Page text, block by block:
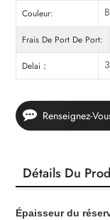
Couleur:
Frais De Port De Port:
Delai：
Renseignez-
Détails Du
Épaisseur du